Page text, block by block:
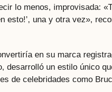
lo menos, improvisada:
esto!’, una y otra vez»,
en su marca
desarrolló un estilo único
de celebridades como